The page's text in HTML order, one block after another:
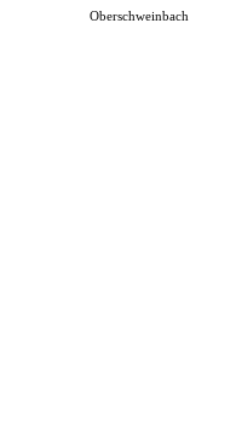
Oberschweinbach